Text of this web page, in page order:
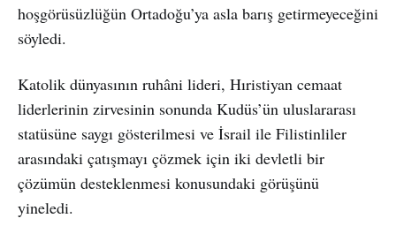
hoşgörüsüzlüğün Ortadoğu’ya asla barış getirmeyeceğini
söyledi.
Katolik dünyasının ruhâni lideri, Hıristiyan cemaat
liderlerinin zirvesinin sonunda Kudüs’ün uluslararası
statüsüne saygı gösterilmesi ve İsrail ile Filistinliler
arasındaki çatışmayı çözmek için iki devletli bir
çözümün desteklenmesi konusundaki görüşünü
yineledi.